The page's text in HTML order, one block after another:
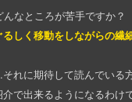
んなところが苦手ですか？
るしく移動をしながらの繊
れに期待して読んでいる
で出来るようになるわ